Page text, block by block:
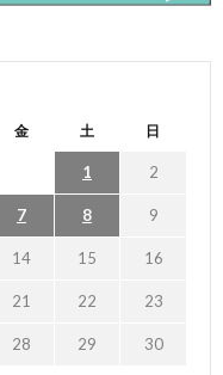
金 土 日
1 2
7 8 9
14 15 16
21 22 23
28 29 30